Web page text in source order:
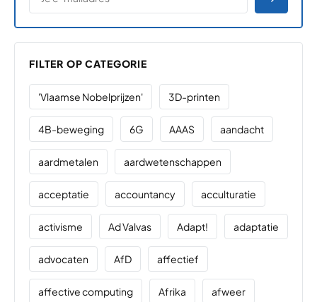
FILTER OP CATEGORIE
'Vlaamse Nobelprijzen' 3D-printen
4B-beweging 6G AAAS aandacht
aardmetalen aardwetenschappen
acceptatie accountancy acculturatie
activisme Ad Valvas Adapt! adaptatie
advocaten AfD affectief
affective computing Afrika afweer